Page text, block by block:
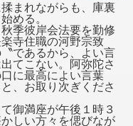
まれながらも、庫裏
める。
季彼岸会法要を勤修
寺住職の河野宗致
であるから、よい言
てこない。阿弥陀さ
に最高によい言葉
、お取り次ぎくださ
御満座が午後１時３
しい方々を偲びなが